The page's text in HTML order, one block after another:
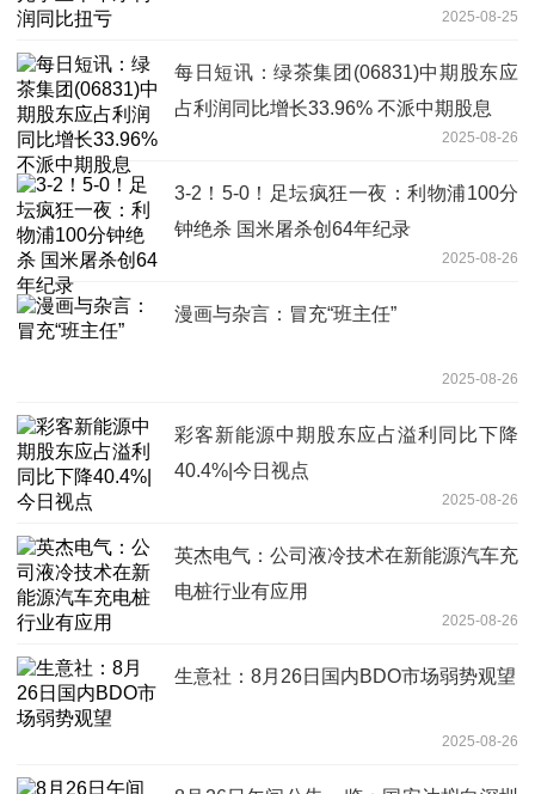
2025-08-25
每日短讯：绿茶集团(06831)中期股东应
占利润同比增长33.96% 不派中期股息
2025-08-26
3-2！5-0！足坛疯狂一夜：利物浦100分
钟绝杀 国米屠杀创64年纪录
2025-08-26
漫画与杂言：冒充“班主任”
2025-08-26
彩客新能源中期股东应占溢利同比下降
40.4%|今日视点
2025-08-26
英杰电气：公司液冷技术在新能源汽车充
电桩行业有应用
2025-08-26
生意社：8月26日国内BDO市场弱势观望
2025-08-26